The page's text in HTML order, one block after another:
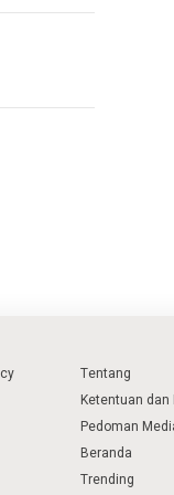
Tentang
Ketentuan dan
Pedoman
Beranda
Trending